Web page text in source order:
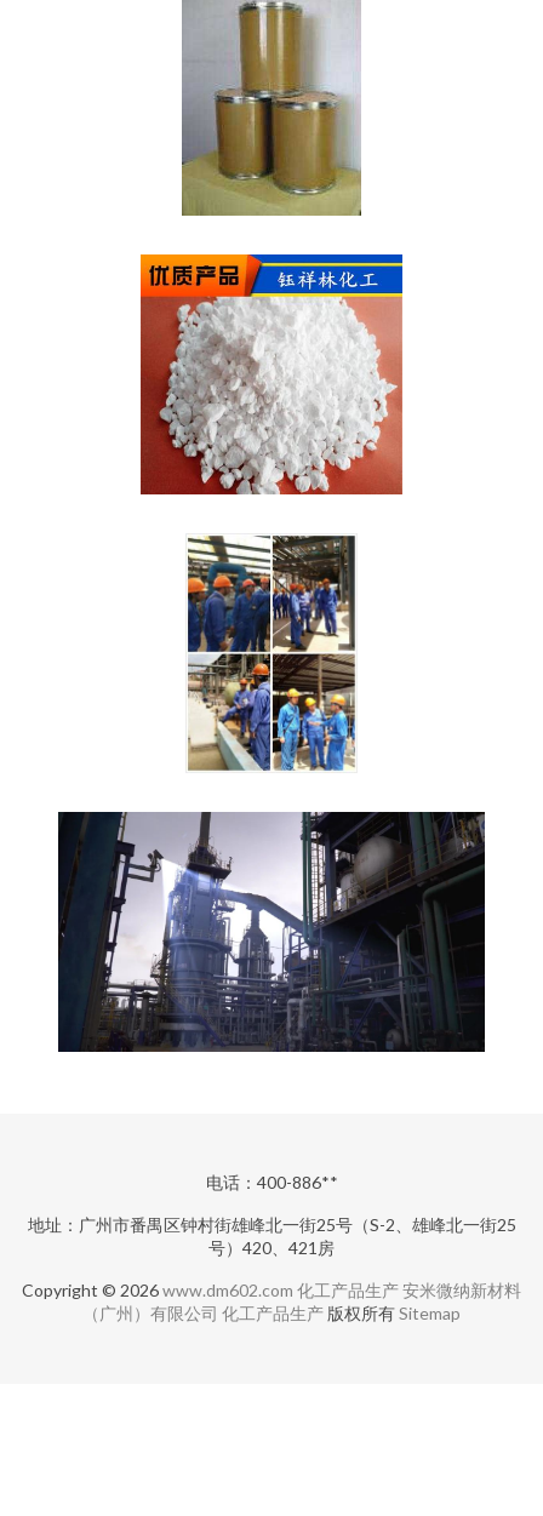
电话：400-886**
地址：广州市番禺区钟村街雄峰北一街25号（S-2、雄峰北一街25
号）420、421房
Copyright © 2026www.dm602.com 化工产品生产安米微纳新材料
（广州）有限公司 化工产品生产 版权所有Sitemap